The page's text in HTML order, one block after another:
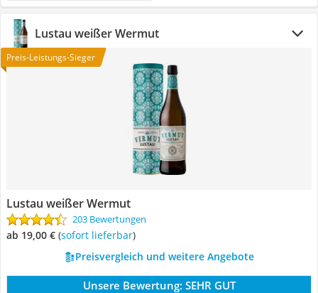
Lustau weißer Wermut
Preis-Leistungs-Sieger
Lustau weißer Wermut
203 Bewertungen
ab 19,00 € ( Sofort lieferbar)
Preisvergleich und weitere Angebote
Unsere Bewertung: SEHR GUT